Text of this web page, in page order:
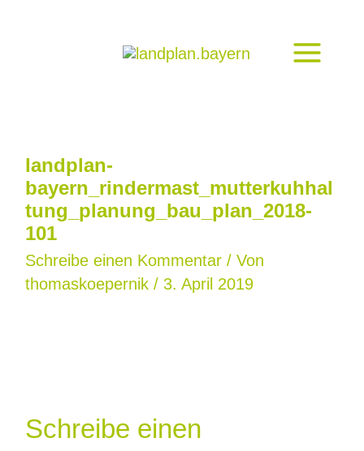
landplan-
bayern_rindermast_mutterkuhhal
tung_planung_bau_plan_2018-
101
Schreibe einen Kommentar / Von
thomaskoepernik / 3. April 2019
Schreibe einen